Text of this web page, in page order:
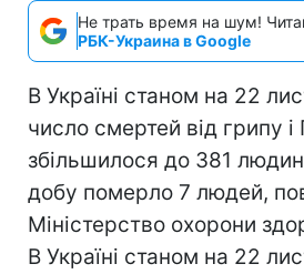
Не трать время на шум!
РБК-Украина в Google
В Україні станом на 22
число смертей від грипу і
збільшилося до 381
добу померло 7 людей,
Міністерство охорони
В Україні станом на 22